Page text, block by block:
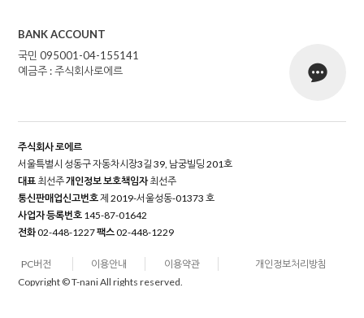
BANK ACCOUNT
국민 095001-04-155141
예금주 : 주식회사로에르
주식회사 로에르
서울특별시 성동구 자동차시장3길 39, 남궁빌딩 201호
대표 최선주개인정보 보호책임자최선주
통신판매업신고번호제 2019-서울성동-01373 호
사업자 등록번호 145-87-01642
전화02-448-1227팩스02-448-1229
PC버전 이용안내 이용약관
개인정보처리방침
Copyright © T-nani All rights reserved.